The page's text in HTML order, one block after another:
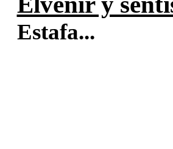
Estafa...